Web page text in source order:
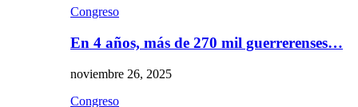
Congreso
En 4 años, más de 270 mil guerrerenses…
noviembre 26, 2025
Congreso